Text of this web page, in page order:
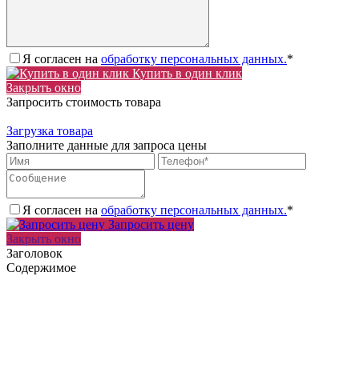
Я согласен на обработку персональных данных.*
Купить в один клик
Закрыть окно
Запросить стоимость товара
Загрузка товара
Заполните данные для запроса цены
Я согласен на обработку персональных данных.*
Запросить цену
Закрыть окно
Заголовок
Содержимое